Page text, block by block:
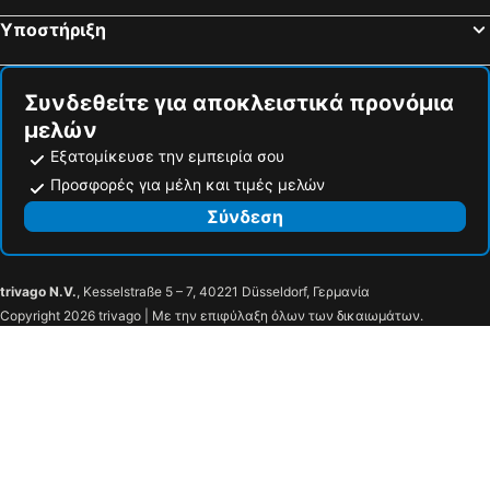
Υποστήριξη
Συνδεθείτε για αποκλειστικά προνόμια
μελών
Εξατομίκευσε την εμπειρία σου
Προσφορές για μέλη και τιμές μελών
Σύνδεση
trivago N.V., Kesselstraße 5 – 7, 40221 Düsseldorf, Γερμανία
Copyright 2026 trivago | Με την επιφύλαξη όλων των δικαιωμάτων.